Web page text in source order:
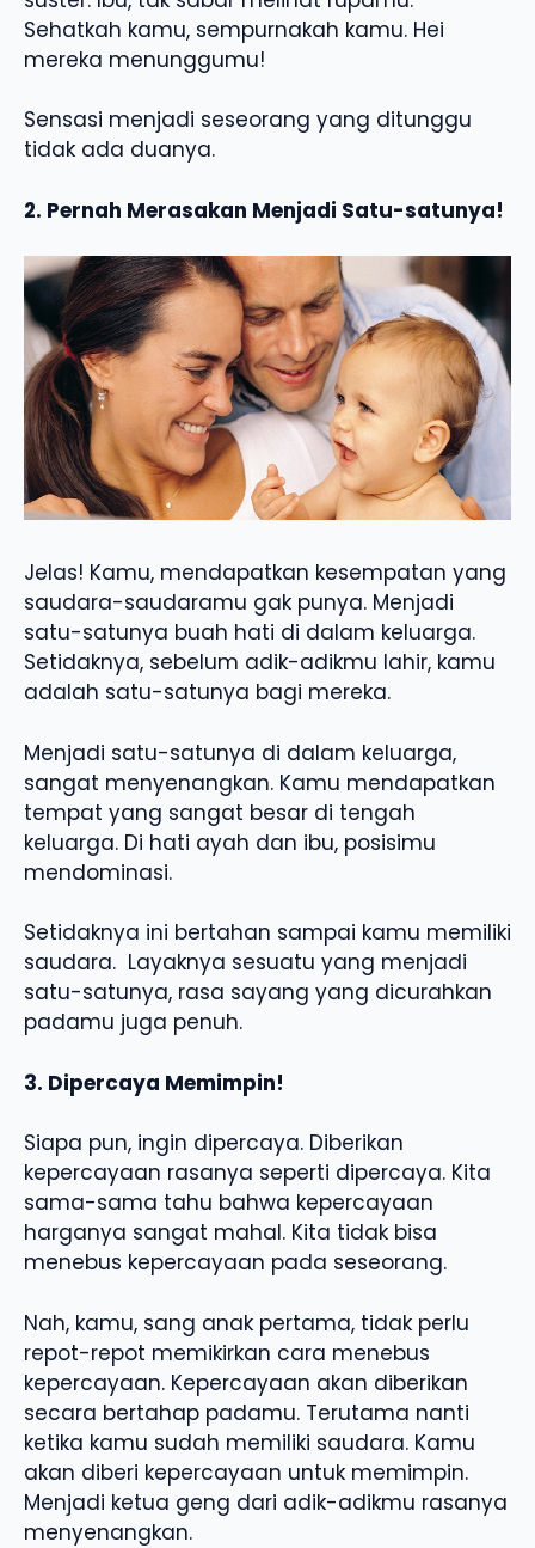
Sehatkah kamu, sempurnakah kamu. Hei
mereka menunggumu!
Sensasi menjadi seseorang yang ditunggu
tidak ada duanya.
2. Pernah Merasakan Menjadi Satu-satunya!
Jelas! Kamu, mendapatkan kesempatan yang
saudara-saudaramu gak punya. Menjadi
satu-satunya buah hati di dalam keluarga.
Setidaknya, sebelum adik-adikmu lahir, kamu
adalah satu-satunya bagi mereka.
Menjadi satu-satunya di dalam keluarga,
sangat menyenangkan. Kamu mendapatkan
tempat yang sangat besar di tengah
keluarga. Di hati ayah dan ibu, posisimu
mendominasi.
Setidaknya ini bertahan sampai kamu memiliki
saudara. Layaknya sesuatu yang menjadi
satu-satunya, rasa sayang yang dicurahkan
padamu juga penuh.
3. Dipercaya Memimpin!
Siapa pun, ingin dipercaya. Diberikan
kepercayaan rasanya seperti dipercaya. Kita
sama-sama tahu bahwa kepercayaan
harganya sangat mahal. Kita tidak bisa
menebus kepercayaan pada seseorang.
Nah, kamu, sang anak pertama, tidak perlu
repot-repot memikirkan cara menebus
kepercayaan. Kepercayaan akan diberikan
secara bertahap padamu. Terutama nanti
ketika kamu sudah memiliki saudara. Kamu
akan diberi kepercayaan untuk memimpin.
Menjadi ketua geng dari adik-adikmu rasanya
menyenangkan.